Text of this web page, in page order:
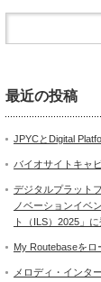
最近の投稿
JPYCとDigital
バイオサイトキャ
デジタルプラット
ノベーションイベ
ト（ILS）2025」
My Routebaseをロ
メロディ・インタ